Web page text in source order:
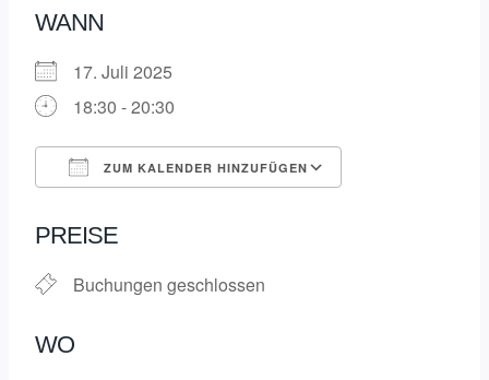
WANN
17. Juli 2025
18:30 - 20:30
ZUM KALENDER HINZUFÜGEN
PREISE
Buchungen geschlossen
WO